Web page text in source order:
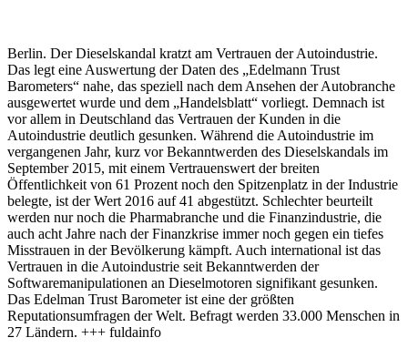
Berlin. Der Dieselskandal kratzt am Vertrauen der Autoindustrie.
Das legt eine Auswertung der Daten des „Edelmann Trust
Barometers“ nahe, das speziell nach dem Ansehen der Autobranche
ausgewertet wurde und dem „Handelsblatt“ vorliegt. Demnach ist
vor allem in Deutschland das Vertrauen der Kunden in die
Autoindustrie deutlich gesunken. Während die Autoindustrie im
vergangenen Jahr, kurz vor Bekanntwerden des Dieselskandals im
September 2015, mit einem Vertrauenswert der breiten
Öffentlichkeit von 61 Prozent noch den Spitzenplatz in der Industrie
belegte, ist der Wert 2016 auf 41 abgestützt. Schlechter beurteilt
werden nur noch die Pharmabranche und die Finanzindustrie, die
auch acht Jahre nach der Finanzkrise immer noch gegen ein tiefes
Misstrauen in der Bevölkerung kämpft. Auch international ist das
Vertrauen in die Autoindustrie seit Bekanntwerden der
Softwaremanipulationen an Dieselmotoren signifikant gesunken.
Das Edelman Trust Barometer ist eine der größten
Reputationsumfragen der Welt. Befragt werden 33.000 Menschen in
27 Ländern. +++ fuldainfo